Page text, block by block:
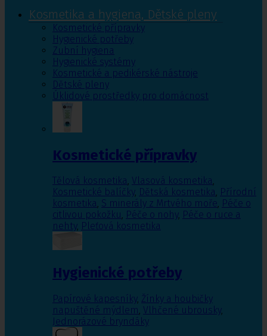
Kosmetika a hygiena, Dětské pleny
Kosmetické přípravky
Hygienické potřeby
Zubní hygiena
Hygienické systémy
Kosmetické a pedikérské nástroje
Dětské pleny
Úklidové prostředky pro domácnost
Kosmetické přípravky
Tělová kosmetika, Vlasová kosmetika,
Kosmetické balíčky, Dětská kosmetika, Přírodní
kosmetika, S minerály z Mrtvého moře, Péče o
citlivou pokožku, Péče o nohy, Péče o ruce a
nehty, Pleťová kosmetika
Hygienické potřeby
Papírové kapesníky, Žínky a houbičky
napuštěné mýdlem, Vlhčené ubrousky,
Jednorázové bryndáky